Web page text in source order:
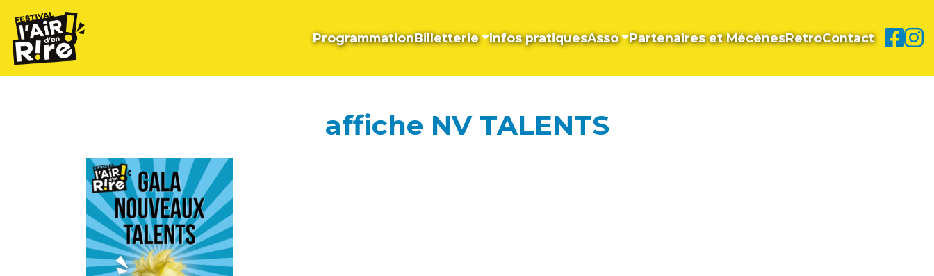
ProgrammationBilletterie Infos pratiquesAsso Partenaires et MécènesRetroContact
affiche NV TALENTS